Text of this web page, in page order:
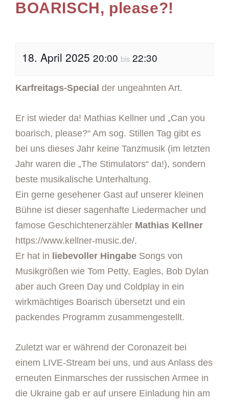
BOARISCH, please?!
18. April 2025 20:00 bis 22:30
Karfreitags-Special der ungeahnten Art.
Er ist wieder da! Mathias Kellner und „Can you
boarisch, please?“ Am sog. Stillen Tag gibt es
bei uns dieses Jahr keine Tanzmusik (im letzten
Jahr waren die „The Stimulators“ da!), sondern
beste musikalische Unterhaltung.
Ein gerne gesehener Gast auf unserer kleinen
Bühne ist dieser sagenhafte Liedermacher und
famose Geschichtenerzähler Mathias Kellner
https://www.kellner-music.de/.
Er hat in liebevoller Hingabe Songs von
Musikgrößen wie Tom Petty, Eagles, Bob Dylan
aber auch Green Day und Coldplay in ein
wirkmächtiges Boarisch übersetzt und ein
packendes Programm zusammengestellt.
Zuletzt war er während der Coronazeit bei
einem LIVE-Stream bei uns, und aus Anlass des
erneuten Einmarsches der russischen Armee in
die Ukraine gab er auf unsere Einladung hin am